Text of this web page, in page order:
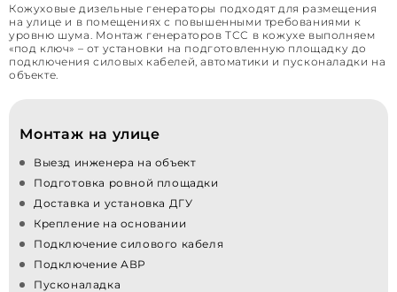
Кожуховые дизельные генераторы подходят для размещения
на улице и в помещениях с повышенными требованиями к
уровню шума. Монтаж генераторов ТСС в кожухе выполняем
«под ключ» – от установки на подготовленную площадку до
подключения силовых кабелей, автоматики и пусконаладки на
объекте.
Монтаж на улице
Выезд инженера на объект
Подготовка ровной площадки
Доставка и установка ДГУ
Крепление на основании
Подключение силового кабеля
Подключение АВР
Пусконаладка